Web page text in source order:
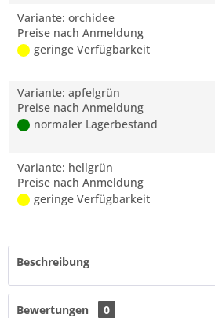
Variante: orchidee
Preise nach Anmeldung
geringe Verfügbarkeit
Variante: apfelgrün
Preise nach Anmeldung
normaler Lagerbestand
Variante: hellgrün
Preise nach Anmeldung
geringe Verfügbarkeit
Beschreibung
Bewertungen
0